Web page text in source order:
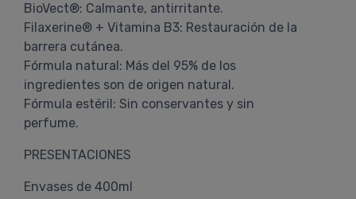
BioVect®: Calmante, antirritante.
Filaxerine® + Vitamina B3: Restauración de la
barrera cutánea.
Fórmula natural: Más del 95% de los
ingredientes son de origen natural.
Fórmula estéril: Sin conservantes y sin
perfume.
PRESENTACIONES
Envases de 400ml